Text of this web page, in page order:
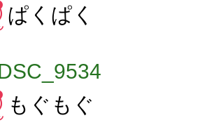
ぱくぱく
もぐもぐ